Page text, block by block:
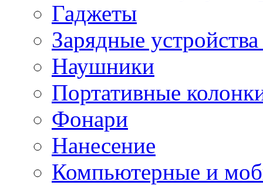
Гаджеты
Зарядные
Наушники
Портативные
Фонари
Нанесение
Компьютерные и